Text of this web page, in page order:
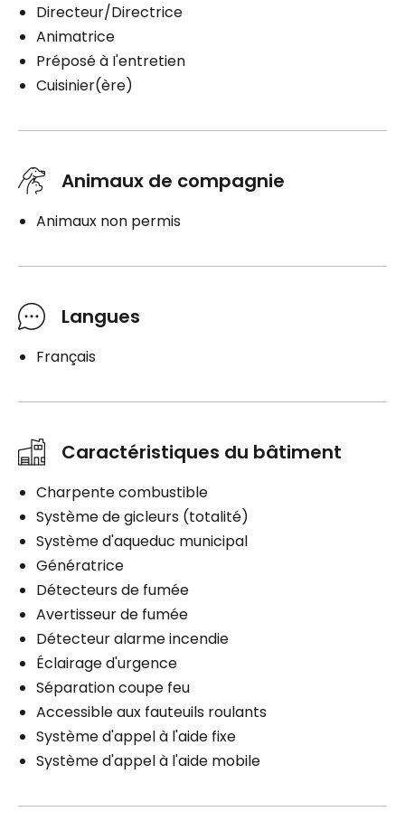
Directeur/Directrice
Animatrice
Préposé à I'entretien
Cuisinier(ère)
Animaux de compagnie
Animaux non permis
Langues
Français
Caractéristiques du bâtiment
Charpente combustible
Système de gicleurs (totalité)
Système d'aqueduc municipal
Génératrice
Détecteurs de fumée
Avertisseur de fumée
Détecteur alarme incendie
Éclairage d'urgence
Séparation coupe feu
Accessible aux fauteuils roulants
Système d'appel à l'aide fixe
Système d'appel à l'aide mobile